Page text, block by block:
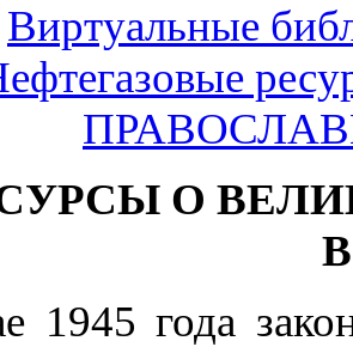
Виртуальные
О
года